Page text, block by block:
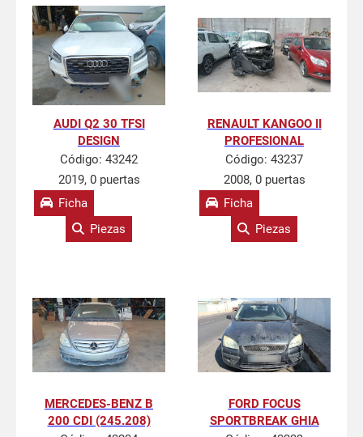
AUDI Q2 30 TFSI
DESIGN
Código: 43242
2019, 0 puertas
Ficha
Piezas
RENAULT KANGOO II
PROFESIONAL
Código: 43237
2008, 0 puertas
Ficha
Piezas
MERCEDES-BENZ B
200 CDI (245.208)
FORD FOCUS
SPORTBREAK GHIA